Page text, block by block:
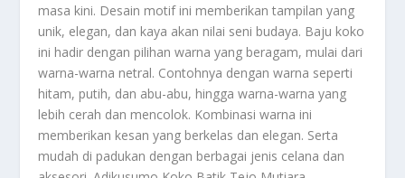
masa kini. Desain motif ini memberikan tampilan yang
unik, elegan, dan kaya akan nilai seni budaya. Baju koko
ini hadir dengan pilihan warna yang beragam, mulai dari
warna-warna netral. Contohnya dengan warna seperti
hitam, putih, dan abu-abu, hingga warna-warna yang
lebih cerah dan mencolok. Kombinasi warna ini
memberikan kesan yang berkelas dan elegan. Serta
mudah di padukan dengan berbagai jenis celana dan